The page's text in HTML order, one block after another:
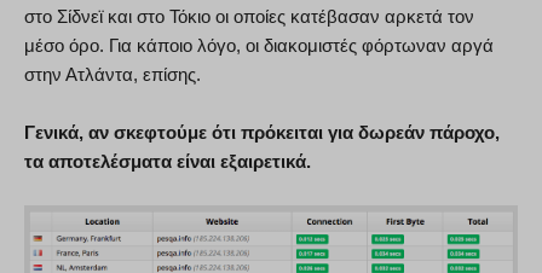
στο Σίδνεϊ και στο Τόκιο οι οποίες κατέβασαν αρκετά τον
μέσο όρο. Για κάποιο λόγο, οι διακομιστές φόρτωναν αργά
στην Ατλάντα, επίσης.
Γενικά, αν σκεφτούμε ότι πρόκειται για δωρεάν πάροχο,
τα αποτελέσματα είναι εξαιρετικά.